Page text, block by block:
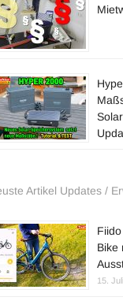
Artikel Updates /
Bike
15.